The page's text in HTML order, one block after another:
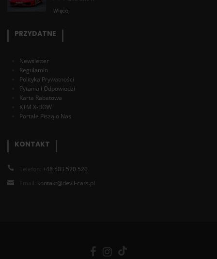
Więcej
PRZYDATNE
Newsletter
Regulamin
Polityka Prywatności
Pytania i Odpowiedzi
Karta Rabatowa
KTM X-BOW
Portale Piszą o Nas
KONTAKT
Telefon: +48 503 520 520
Email: kontakt@devil-cars.pl